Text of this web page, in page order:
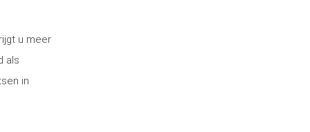
u meer
als
in